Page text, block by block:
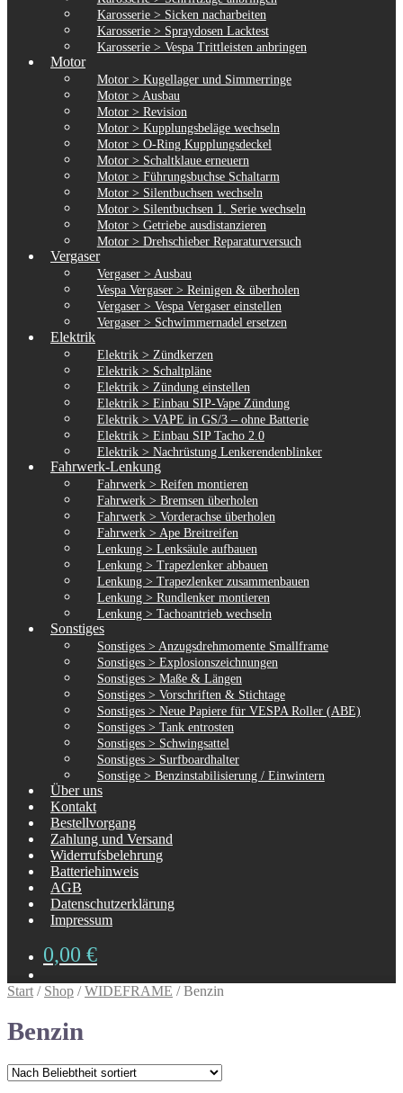
Karosserie > Sicken nacharbeiten
Karosserie > Spraydosen Lacktest
Karosserie > Vespa Trittleisten anbringen
Motor
Motor > Kugellager und Simmerringe
Motor > Ausbau
Motor > Revision
Motor > Kupplungsbeläge wechseln
Motor > O-Ring Kupplungsdeckel
Motor > Schaltklaue erneuern
Motor > Führungsbuchse Schaltarm
Motor > Silentbuchsen wechseln
Motor > Silentbuchsen 1. Serie wechseln
Motor > Getriebe ausdistanzieren
Motor > Drehschieber Reparaturversuch
Vergaser
Vergaser > Ausbau
Vespa Vergaser > Reinigen & überholen
Vergaser > Vespa Vergaser einstellen
Vergaser > Schwimmernadel ersetzen
Elektrik
Elektrik > Zündkerzen
Elektrik > Schaltpläne
Elektrik > Zündung einstellen
Elektrik > Einbau SIP-Vape Zündung
Elektrik > VAPE in GS/3 – ohne Batterie
Elektrik > Einbau SIP Tacho 2.0
Elektrik > Nachrüstung Lenkerendenblinker
Fahrwerk-Lenkung
Fahrwerk > Reifen montieren
Fahrwerk > Bremsen überholen
Fahrwerk > Vorderachse überholen
Fahrwerk > Ape Breitreifen
Lenkung > Lenksäule aufbauen
Lenkung > Trapezlenker abbauen
Lenkung > Trapezlenker zusammenbauen
Lenkung > Rundlenker montieren
Lenkung > Tachoantrieb wechseln
Sonstiges
Sonstiges > Anzugsdrehmomente Smallframe
Sonstiges > Explosionszeichnungen
Sonstiges > Maße & Längen
Sonstiges > Vorschriften & Stichtage
Sonstiges > Neue Papiere für VESPA Roller (ABE)
Sonstiges > Tank entrosten
Sonstiges > Schwingsattel
Sonstiges > Surfboardhalter
Sonstige > Benzinstabilisierung / Einwintern
Über uns
Kontakt
Bestellvorgang
Zahlung und Versand
Widerrufsbelehrung
Batteriehinweis
AGB
Datenschutzerklärung
Impressum
0,00 €
Start / Shop /WIDEFRAME /Benzin
Benzin